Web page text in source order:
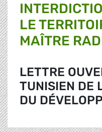
LE
MAÎTRE
LETTRE
TUNISIEN DE
DU